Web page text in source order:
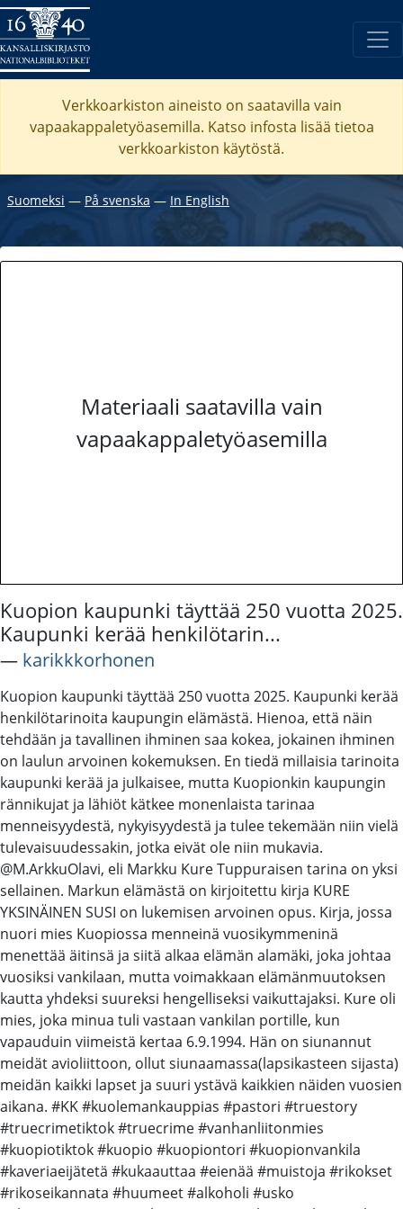
Verkkoarkiston aineisto on saatavilla vain
vapaakappaletyöasemilla. Katso infosta lisää tietoa
verkkoarkiston käytöstä.
Suomeksi ― På svenska ― In English
Materiaali saatavilla vain
vapaakappaletyöasemilla
Kuopion kaupunki täyttää 250 vuotta 2025.
Kaupunki kerää henkilötarin...
― karikkkorhonen
Kuopion kaupunki täyttää 250 vuotta 2025. Kaupunki kerää
henkilötarinoita kaupungin elämästä. Hienoa, että näin
tehdään ja tavallinen ihminen saa kokea, jokainen ihminen
on laulun arvoinen kokemuksen. En tiedä millaisia tarinoita
kaupunki kerää ja julkaisee, mutta Kuopionkin kaupungin
rännikujat ja lähiöt kätkee monenlaista tarinaa
menneisyydestä, nykyisyydestä ja tulee tekemään niin vielä
tulevaisuudessakin, jotka eivät ole niin mukavia.
@M.ArkkuOlavi, eli Markku Kure Tuppuraisen tarina on yksi
sellainen. Markun elämästä on kirjoitettu kirja KURE
YKSINÄINEN SUSI on lukemisen arvoinen opus. Kirja, jossa
nuori mies Kuopiossa menneinä vuosikymmeninä
menettää äitinsä ja siitä alkaa elämän alamäki, joka johtaa
vuosiksi vankilaan, mutta voimakkaan elämänmuutoksen
kautta yhdeksi suureksi hengelliseksi vaikuttajaksi. Kure oli
mies, joka minua tuli vastaan vankilan portille, kun
vapauduin viimeistä kertaa 6.9.1994. Hän on siunannut
meidät avioliittoon, ollut siunaamassa(lapsikasteen sijasta)
meidän kaikki lapset ja suuri ystävä kaikkien näiden vuosien
aikana. #KK #kuolemankauppias #pastori #truestory
#truecrimetiktok #truecrime #vanhanliitonmies
#kuopiotiktok #kuopio #kuopiontori #kuopionvankila
#kaveriaeijätetä #kukaauttaa #eienää #muistoja #rikokset
#rikoseikannata #huumeet #alkoholi #usko